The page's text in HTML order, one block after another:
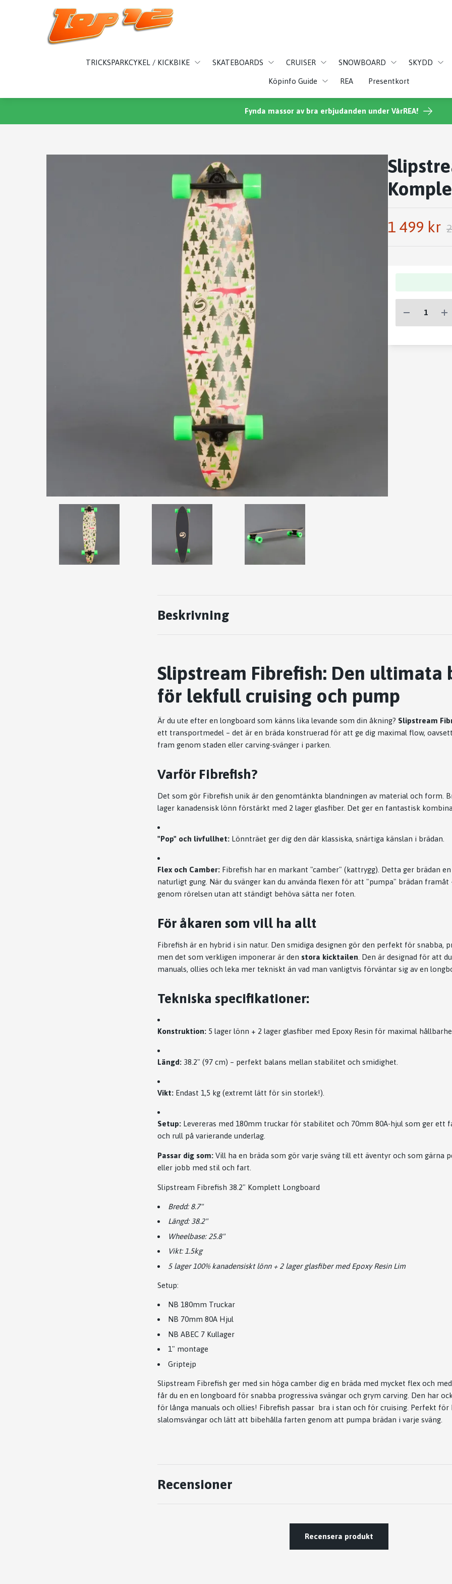
TRICKSPARKCYKEL / KICKBIKE SKATEBOARDS CRUISER SNOWBOARD SKYDD
Köpinfo Guide REA Presentkort
Fynda massor av bra erbjudanden under VårREA!
1 499 kr
Beskrivning
Slipstream Fibrefish: Den ultimata
för lekfull cruising och pump
Är du ute efter en longboard som känns lika levande som din åkning? Slipstream
ett transportmedel – det är en bräda konstruerad för att ge dig maximal flow,
fram genom staden eller carving-svänger i parken.
Varför Fibrefish?
Det som gör Fibrefish unik är den genomtänkta blandningen av material och form.
lager kanadensisk lönn förstärkt med 2 lager glasfiber. Det ger en fantastisk
"Pop" och livfullhet: Lönnträet ger dig den där klassiska, snärtiga känslan i brädan.
Flex och Camber: Fibrefish har en markant "camber" (kattrygg). Detta ger brädan
naturligt gung. När du svänger kan du använda flexen för att "pumpa" brädan framåt
genom rörelsen utan att ständigt behöva sätta ner foten.
För åkaren som vill ha allt
Fibrefish är en hybrid i sin natur. Den smidiga designen gör den perfekt för snabba,
men det som verkligen imponerar är den stora kicktailen . Den är designad för att
manuals, ollies och leka mer tekniskt än vad man vanligtvis förväntar sig av en
Tekniska specifikationer:
Konstruktion: 5 lager lönn + 2 lager glasfiber med Epoxy Resin för maximal
Längd: 38.2" (97 cm) – perfekt balans mellan stabilitet och smidighet.
Vikt: Endast 1,5 kg (extremt lätt för sin storlek!).
Setup: Levereras med 180mm truckar för stabilitet och 70mm 80A-hjul som ger ett
och rull på varierande underlag.
Passar dig som: Vill ha en bräda som gör varje sväng till ett äventyr och som gärna
eller jobb med stil och fart.
Slipstream Fibrefish 38.2" Komplett Longboard
Bredd: 8.7"
Längd: 38.2"
Wheelbase: 25.8"
Vikt: 1.5kg
5 lager 100% kanadensiskt lönn + 2 lager glasfiber med Epoxy Resin Lim
Setup:
NB 180mm Truckar
NB 70mm 80A Hjul
NB ABEC 7 Kullager
1" montage
Griptejp
Slipstream Fibrefish ger med sin höga camber dig en bräda med mycket flex och
får du en en longboard för snabba progressiva svängar och grym carving. Den har
för långa manuals och ollies! Fibrefish passar bra i stan och för cruising. Perfekt för
slalomsvängar och lätt att bibehålla farten genom att pumpa brädan i varje sväng.
Recensioner
Recensera produkt